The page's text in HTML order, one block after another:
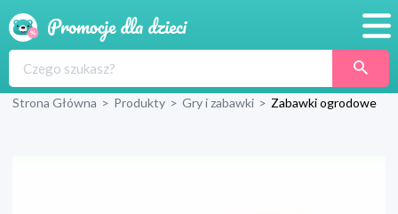
Produkty
Strona Główna > Produkty > Gry i zabawki > Zabawki ogrodowe